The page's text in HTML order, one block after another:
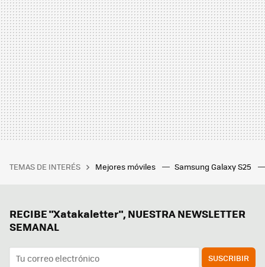
TEMAS DE INTERÉS Mejores móviles Samsung Galaxy S25
RECIBE "Xatakaletter", NUESTRA NEWSLETTER
SEMANAL
SUSCRIBIR